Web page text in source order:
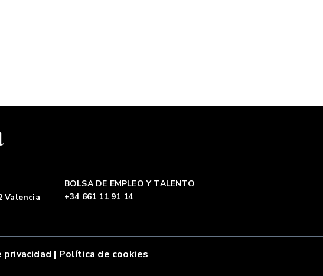
Valencia
BOLSA DE EMPLEO Y TALENTO
+34 661 11 91 14
| Política de cookies